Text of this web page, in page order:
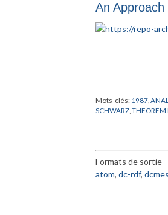
An
Mots-clés: 1987 ,
SCHWARZ ,THEOREM
Formats de sortie
atom,dc-rdf,